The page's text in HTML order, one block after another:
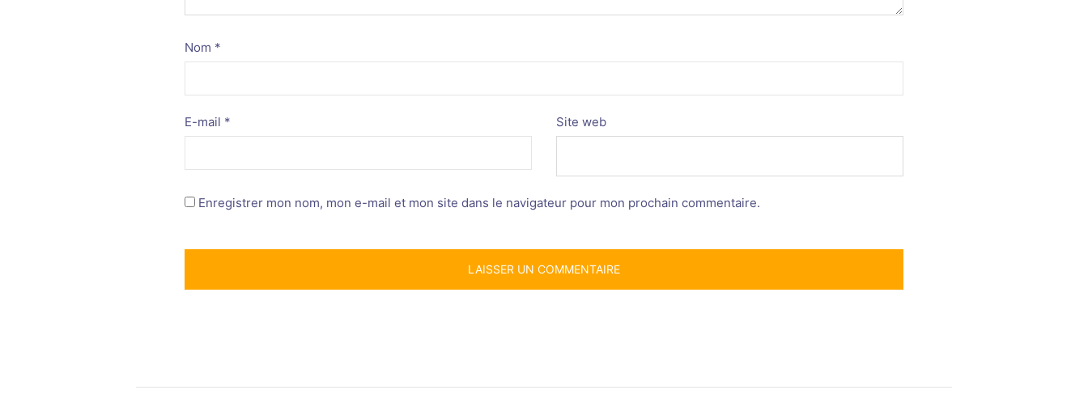
Nom *
E-mail * Site web
Enregistrer mon nom, mon e-mail et mon site dans le navigateur pour mon prochain commentaire.